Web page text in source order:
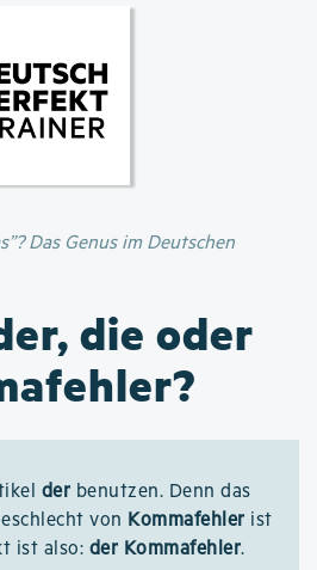
Inhalt
Das Genus im Deutschen
die oder
der benutzen. Denn das
von Kommafehler ist
ist also: der Kommafehler.